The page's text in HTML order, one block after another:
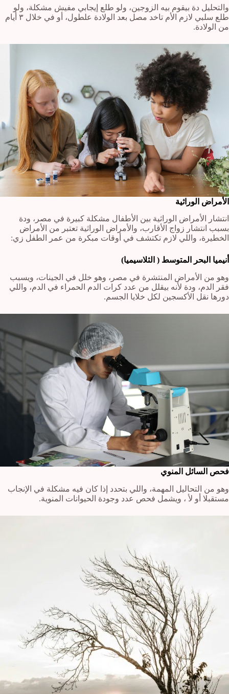
والتحليل دة بيقوم بيه الزوجين، ولو طلع إيجابي مفيش مشكلة، ولو
طلع سلبي لازم الأم تاخد مصل بعد الولادة علطول، أو في خلال ٣ أيام
من الولادة.
الأمراض الوراثية
انتشار الأمراض الوراثية بين الأطفال مشكلة كبيرة في مصر، ودة
بسبب انتشار زواج الأقارب، والأمراض الوراثية تعتبر من الأمراض
الخطيرة، واللي لازم تكتشف في أوقات مبكرة من عمر الطفل زي:
أنيميا البحر المتوسط ( الثلاسيميا)
وهو من الأمراض المنتشرة في مصر، وهو خلل في الجينات، ويسبب
فقر الدم، ودة لأنه بيقلل من عدد كرات الدم الحمراء في الدم، واللي
دورها نقل الأكسجين لكل خلايا الجسم.
فحص السائل المنوي
وهو من التحاليل المهمة، واللي بتحدد إذا كان فيه مشكلة في الإنجاب
مستقبلا أو لأ ، ويشمل فحص عدد وجودة الحيوانات المنوية.